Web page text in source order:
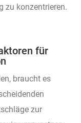
zu konzentrieren.
für
braucht es
zur